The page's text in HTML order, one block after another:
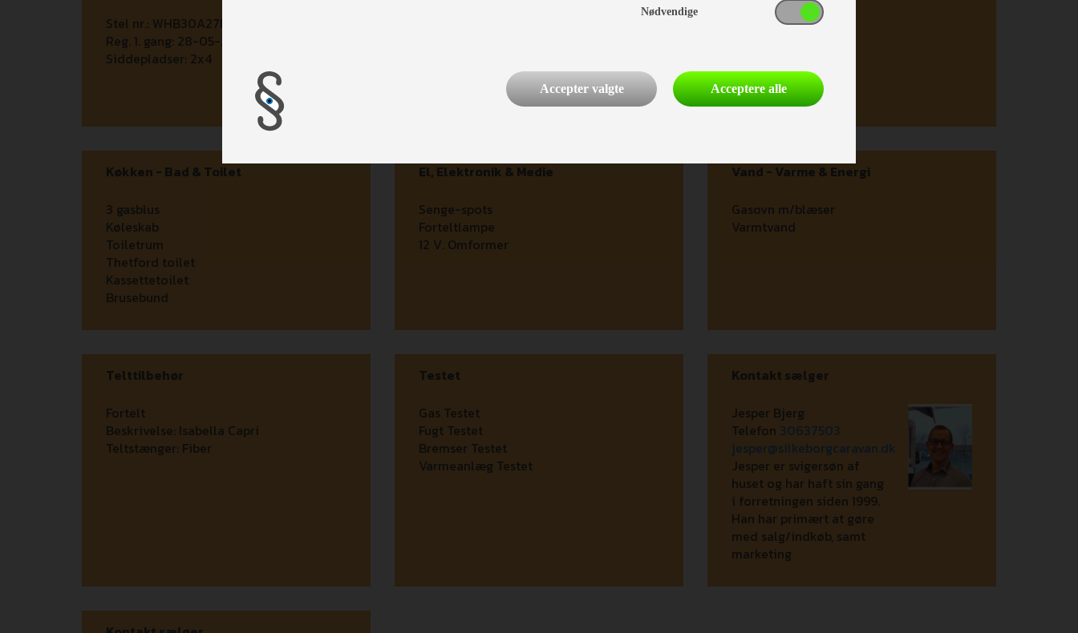
Stel nr.: WHB30A27B0F111172
Reg. 1. gang: 28-05-2001
Siddepladser: 2x4
Sidesiddegruppe
Kassettegardiner
Stabilisator
Køkken - Bad & Toilet
3 gasblus
Køleskab
Toiletrum
Thetford toilet
Kassettetoilet
Brusebund
El, Elektronik & Medie
Senge-spots
Forteltlampe
12 V. Omformer
Vand - Varme & Energi
Gasovn m/blæser
Varmtvand
Telttilbehør
Fortelt
Beskrivelse: Isabella Capri
Teltstænger: Fiber
Testet
Gas Testet
Fugt Testet
Bremser Testet
Varmeanlæg Testet
Kontakt sælger
Jesper Bjerg
Telefon 30637503
jesper@silkeborgcaravan.dk
Jesper er svigersøn af
huset og har haft sin gang
i forretningen siden 1999.
Han har primært at gøre
med salg/indkøb, samt
marketing
Nødvendige
Accepter valgte Acceptere alle